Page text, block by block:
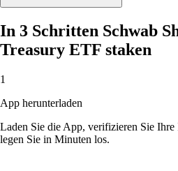
In 3 Schritten Schwab
Treasury ETF staken
1
App herunterladen
Laden Sie die App, verifizieren Sie Ihre
legen Sie in Minuten los.